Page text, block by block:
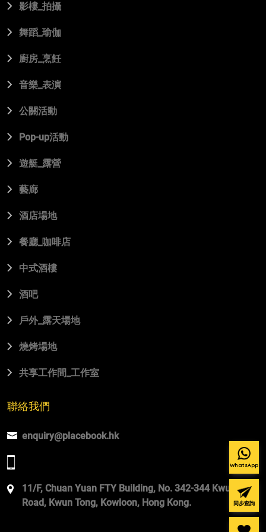
WhatsApp
同步查詢
影樓_拍攝
舞蹈_瑜伽
廚房_烹飪
音樂_表演
公關活動
Pop-up活動
遊艇_露營
藝廊
酒店場地
餐廳_咖啡店
中式酒樓
酒吧
⼾外_露天場地
燒烤場地
共享⼯作間_⼯作室
聯絡我們
enquiry@placebook.hk
11/F, Chuan Yuan FTY Building, No. 342-344 Kwun Tong
Road, Kwun Tong, Kowloon, Hong Kong.